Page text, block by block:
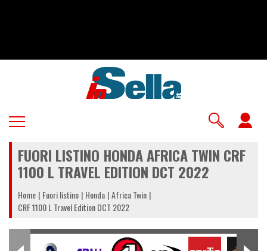
FUORI LISTINO HONDA AFRICA TWIN CRF
1100 L TRAVEL EDITION DCT 2022
Home Fuori listino Honda Africa Twin
CRF 1100 L Travel Edition DCT 2022